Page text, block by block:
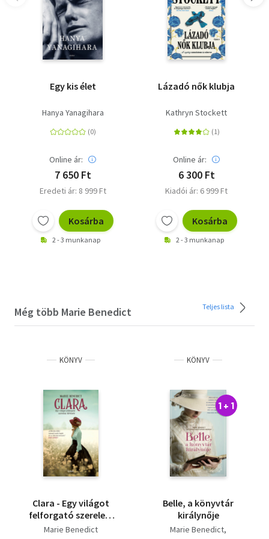
és a New York Universityn elvégzett tanulmányai után
közel húsz éven át dolgozott az üzleti életben. Íróként
rendkívül termékeny: már közel harminc művet írt saját
nevén, szellemíróként, illetve más szerzőkkel
együttműködve. Az afroamerikai irodalom egyik nagy
tüntették ki. Washingtonban él.
Egy kis élet
Hanya Yanagihara
Online ár:
7 650 Ft
Eredeti ár: 8 999 Ft
Kosárba
2 - 3 munkanap
Lázadó nők klubja
Kathryn Stockett
Online ár:
6 300 Ft
Kiadói ár: 6 999 Ft
Kosárba
2 - 3 munkanap
Még több Marie Benedict Teljes lista
KÖNYV
Clara - Egy világot
felforgató szerelem
története
Marie Benedict
KÖNYV
1 + 1
Belle, a könyvtár
királynője
Marie Benedict